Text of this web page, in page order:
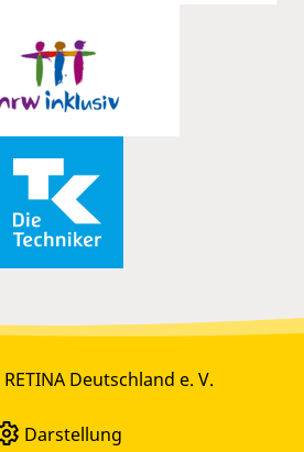
Deutschland e. V.
Darstellung